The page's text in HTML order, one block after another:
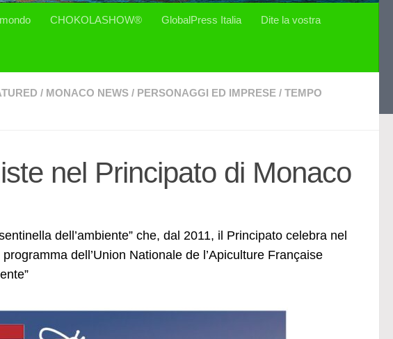
CHOKOLASHOW® GlobalPress Italia Dite la vostra
/ MONACO NEWS / PERSONAGGI ED IMPRESE / TEMPO
nel Principato di Monaco
dell’ambiente” che, dal 2011, il Principato celebra nel
dell’Union Nationale de l’Apiculture Française